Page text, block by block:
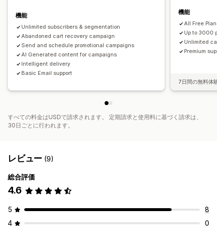
機能
Unlimited subscribers & segmentation
Abandoned cart recovery campaign
Send and schedule promotional campaigns
AI Generated content for campaigns
Intelligent delivery
Basic Email support
機能
All Free
Up to 3000
Unlimited
Premium
7日間の無料体
すべての料金はUSDで請求されます。 定期請求と使用料に基づく請求は、
30日ごとに行われます。
レビュー (9)
総合評価
4.6
5
8
4
0